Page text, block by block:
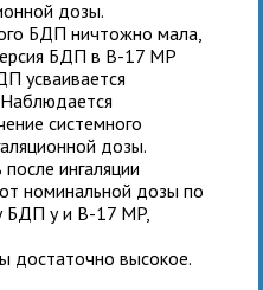
дозы.
БДП ничтожно мала,
БДП в В-17 MP
усваивается
системного
дозы.
ингаляции
номинальной дозы по
БДП у и В-17 MP,
достаточно высокое.